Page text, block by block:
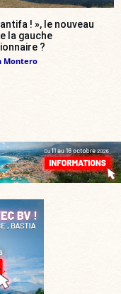
! », le nouveau
la gauche
?
Montero